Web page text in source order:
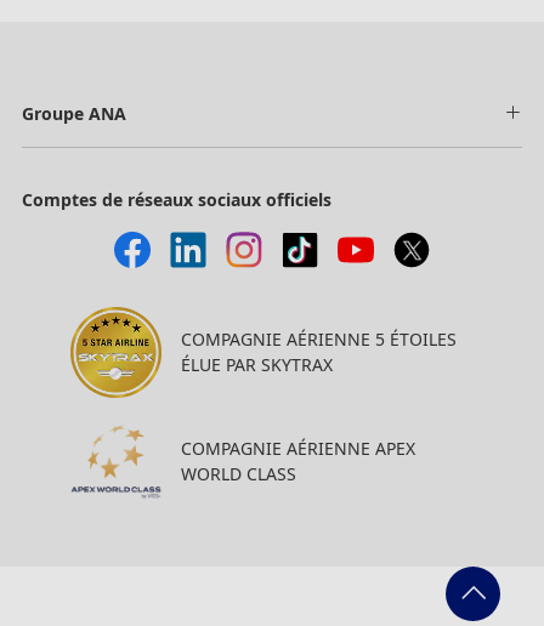
Groupe ANA
Comptes de réseaux sociaux officiels
COMPAGNIE AÉRIENNE 5 ÉTOILES
ÉLUE PAR SKYTRAX
COMPAGNIE AÉRIENNE APEX
WORLD CLASS